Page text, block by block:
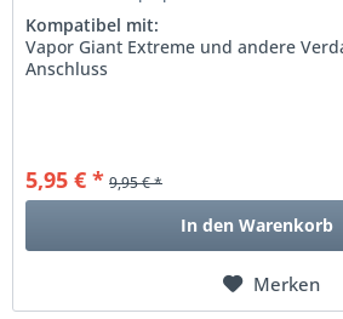
Kompatibel mit:
Vapor Giant Extreme und andere
Anschluss
5,95 € * 9,95 € *
In den Warenkorb
Merken